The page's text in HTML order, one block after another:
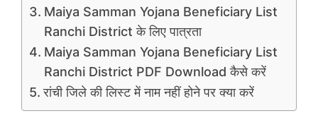
Maiya Samman Yojana Beneficiary List
Ranchi District के लिए पात्रता
Maiya Samman Yojana Beneficiary List
Ranchi District PDF Download कैसे करें
रांची जिले की लिस्ट में नाम नहीं होने पर क्या करें